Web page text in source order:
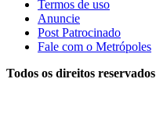
Termos de uso
Anuncie
Post Patrocinado
Fale com o Metrópoles
Todos os direitos reservados